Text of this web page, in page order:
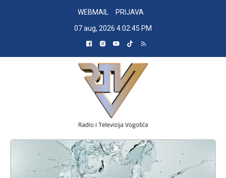
WEBMAIL
PRIJAVA
07 aug, 2026 4:02:46 PM
RADIO TELEVIZIJA VOGOŠĆA